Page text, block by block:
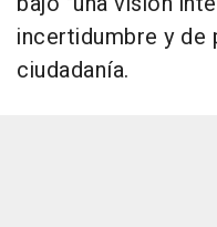
incertidumbre y
ciudadanía.